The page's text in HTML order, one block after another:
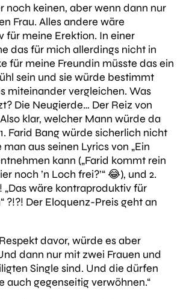
noch keinen, aber wenn dann nur
Frau. Alles andere wäre
für meine Erektion. In einer
das für mich allerdings nicht in
für meine Freundin müsste das ein
sein und sie würde bestimmt
miteinander vergleichen. Was
Die Neugierde… Der Reiz von
klar, welcher Mann würde da
Farid Bang würde sicherlich nicht
aus seinen Lyrics von „Ein
kann („Farid kommt rein
noch ’n Loch frei?’“ 😂), und 2.
„Das wäre kontraproduktiv für
“ ?!?! Der Eloquenz-Preis geht an
davor, würde es aber
dann nur mit zwei Frauen und
Single sind. Und die dürfen
auch gegenseitig verwöhnen.“